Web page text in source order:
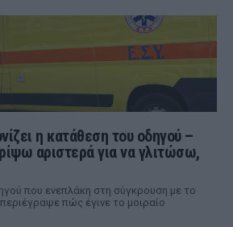
η κατάθεση του οδηγού –
αριστερά για να γλιτώσω,
που ενεπλάκη στη σύγκρουση με το
περιέγραψε πώς έγινε το μοιραίο